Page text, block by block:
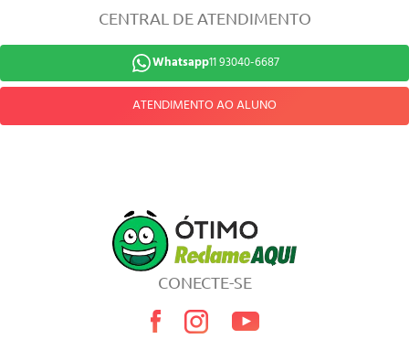
CENTRAL DE ATENDIMENTO
Whatsapp11 93040-6687
ATENDIMENTO AO ALUNO
CONECTE-SE